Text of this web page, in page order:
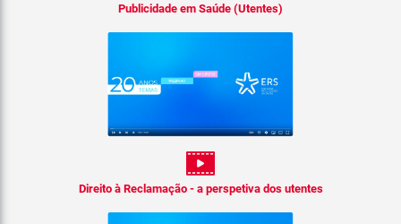
Publicidade em Saúde (Utentes)
Direito à Reclamação - a perspetiva dos utentes